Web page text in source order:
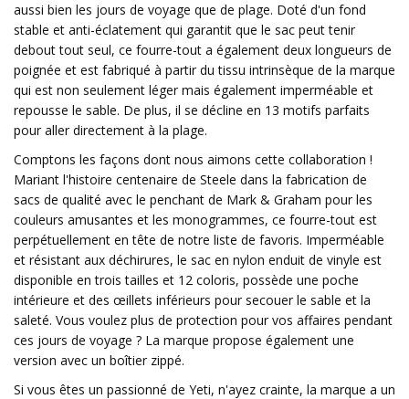
aussi bien les jours de voyage que de plage. Doté d'un fond
stable et anti-éclatement qui garantit que le sac peut tenir
debout tout seul, ce fourre-tout a également deux longueurs de
poignée et est fabriqué à partir du tissu intrinsèque de la marque
qui est non seulement léger mais également imperméable et
repousse le sable. De plus, il se décline en 13 motifs parfaits
pour aller directement à la plage.
Comptons les façons dont nous aimons cette collaboration !
Mariant l'histoire centenaire de Steele dans la fabrication de
sacs de qualité avec le penchant de Mark & ​​Graham pour les
couleurs amusantes et les monogrammes, ce fourre-tout est
perpétuellement en tête de notre liste de favoris. Imperméable
et résistant aux déchirures, le sac en nylon enduit de vinyle est
disponible en trois tailles et 12 coloris, possède une poche
intérieure et des œillets inférieurs pour secouer le sable et la
saleté. Vous voulez plus de protection pour vos affaires pendant
ces jours de voyage ? La marque propose également une
version avec un boîtier zippé.
Si vous êtes un passionné de Yeti, n'ayez crainte, la marque a un